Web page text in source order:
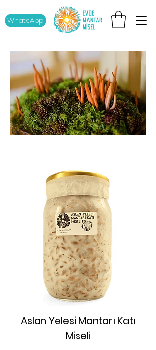
WhatsApp
Aslan Yelesi Mantarı Katı
Miseli